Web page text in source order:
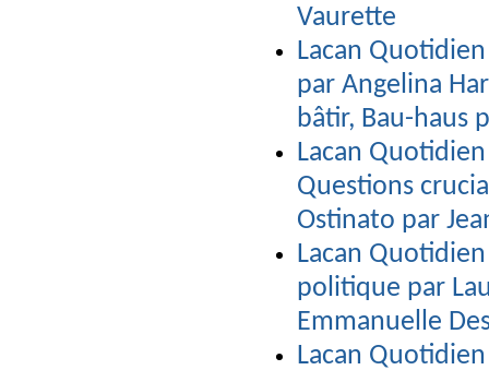
Vaurette
Lacan
par Angelina
bâtir, Bau-haus
Lacan
Questions
Ostinato par
Lacan
politique par
Emmanuelle
Lacan